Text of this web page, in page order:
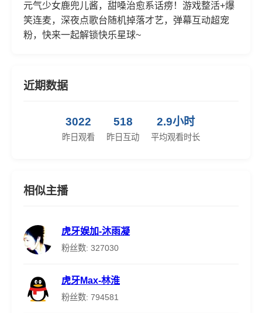
元气少女鹿兜儿酱，甜嗓治愈系话痨！游戏整活+爆
笑连麦，深夜点歌台随机掉落才艺，弹幕互动超宠
粉，快来一起解锁快乐星球~
近期数据
3022
昨日观看
518
昨日互动
2.9小时
平均观看时长
相似主播
虎牙娱加-沐雨凝
粉丝数: 327030
虎牙Max-林淮
粉丝数: 794581